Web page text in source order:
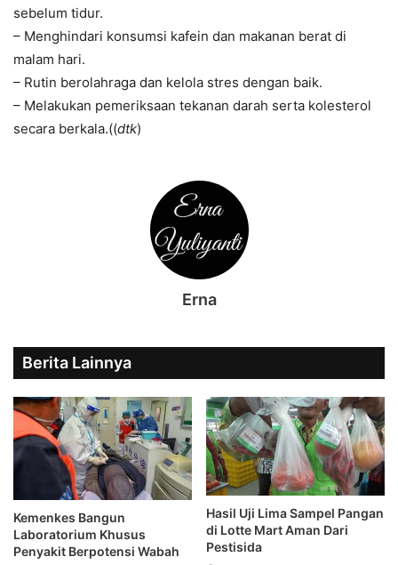
sebelum tidur.
– Menghindari konsumsi kafein dan makanan berat di
malam hari.
– Rutin berolahraga dan kelola stres dengan baik.
– Melakukan pemeriksaan tekanan darah serta kolesterol
secara berkala.((dtk)
Erna
Berita Lainnya
Kemenkes Bangun
Laboratorium Khusus
Penyakit Berpotensi Wabah
Hasil Uji Lima Sampel Pangan
di Lotte Mart Aman Dari
Pestisida